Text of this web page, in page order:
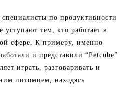
по продуктивности
тем, кто работает в
сфере. К примеру, именно
и представили “Petcube”
играть, разговаривать и
питомцем, находясь